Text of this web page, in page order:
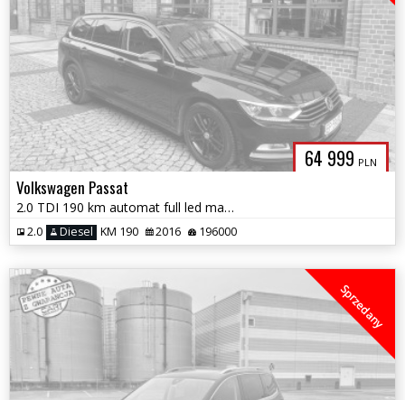
64 999 PLN
Volkswagen Passat
2.0 TDI 190 km automat full led masaże kamera navi zamiana 1 rok gwar
2.0 Diesel KM 190 2016 196000
Sprzedany